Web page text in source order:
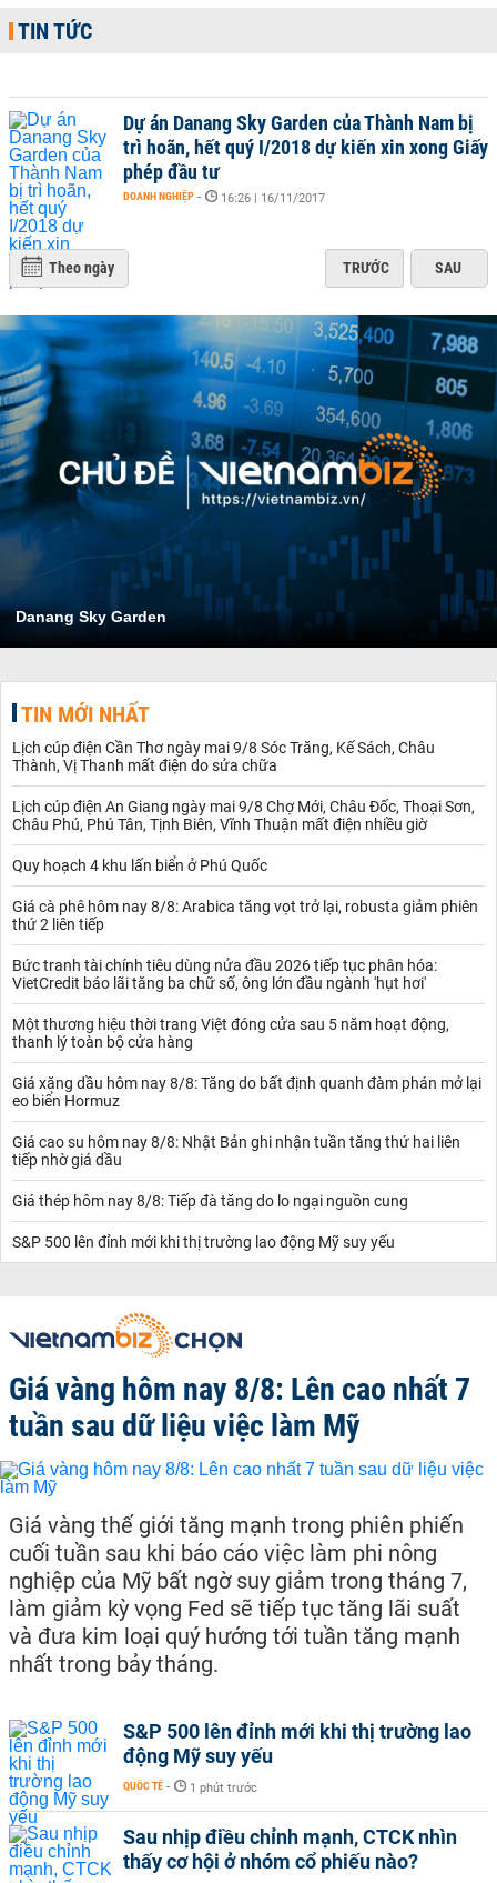
TIN TỨC
Dự án Danang Sky Garden của Thành Nam bị
trì hoãn, hết quý I/2018 dự kiến xin xong Giấy
phép đầu tư
DOANH NGHIỆP - 16:26 | 16/11/2017
Theo ngày TRƯỚC SAU
Danang Sky Garden
TIN MỚI NHẤT
Lịch cúp điện Cần Thơ ngày mai 9/8 Sóc Trăng, Kế Sách, Châu
Thành, Vị Thanh mất điện do sửa chữa
Lịch cúp điện An Giang ngày mai 9/8 Chợ Mới, Châu Đốc, Thoại Sơn,
Châu Phú, Phú Tân, Tịnh Biên, Vĩnh Thuận mất điện nhiều giờ
Quy hoạch 4 khu lấn biển ở Phú Quốc
Giá cà phê hôm nay 8/8: Arabica tăng vọt trở lại, robusta giảm phiên
thứ 2 liên tiếp
Bức tranh tài chính tiêu dùng nửa đầu 2026 tiếp tục phân hóa:
VietCredit báo lãi tăng ba chữ số, ông lớn đầu ngành 'hụt hơi'
Một thương hiệu thời trang Việt đóng cửa sau 5 năm hoạt động,
thanh lý toàn bộ cửa hàng
Giá xăng dầu hôm nay 8/8: Tăng do bất định quanh đàm phán mở lại
eo biển Hormuz
Giá cao su hôm nay 8/8: Nhật Bản ghi nhận tuần tăng thứ hai liên
tiếp nhờ giá dầu
Giá thép hôm nay 8/8: Tiếp đà tăng do lo ngại nguồn cung
S&P 500 lên đỉnh mới khi thị trường lao động Mỹ suy yếu
Giá vàng hôm nay 8/8: Lên cao nhất 7
tuần sau dữ liệu việc làm Mỹ
Giá vàng thế giới tăng mạnh trong phiên phiến
cuối tuần sau khi báo cáo việc làm phi nông
nghiệp của Mỹ bất ngờ suy giảm trong tháng 7,
làm giảm kỳ vọng Fed sẽ tiếp tục tăng lãi suất
và đưa kim loại quý hướng tới tuần tăng mạnh
nhất trong bảy tháng.
S&P 500 lên đỉnh mới khi thị trường lao
động Mỹ suy yếu
QUỐC TẾ - 1 phút trước
Sau nhịp điều chỉnh mạnh, CTCK nhìn
thấy cơ hội ở nhóm cổ phiếu nào?